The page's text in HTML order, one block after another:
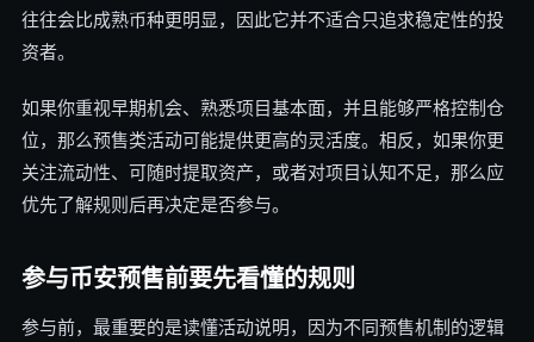
往往会比成熟币种更明显，因此它并不适合只追求稳定性的投
资者。
如果你重视早期机会、熟悉项目基本面，并且能够严格控制仓
位，那么预售类活动可能提供更高的灵活度。相反，如果你更
关注流动性、可随时提取资产，或者对项目认知不足，那么应
优先了解规则后再决定是否参与。
参与币安预售前要先看懂的规则
参与前，最重要的是读懂活动说明，因为不同预售机制的逻辑